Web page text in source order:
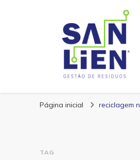
San Lien
Página inicial reciclagem
TAG